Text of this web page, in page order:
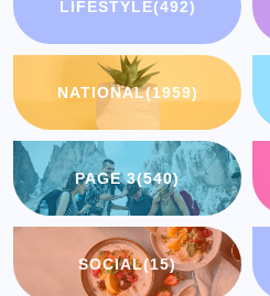
LIFESTYLE(492)
NATIONAL(1959)
PAGE 3(540)
SOCIAL(15)